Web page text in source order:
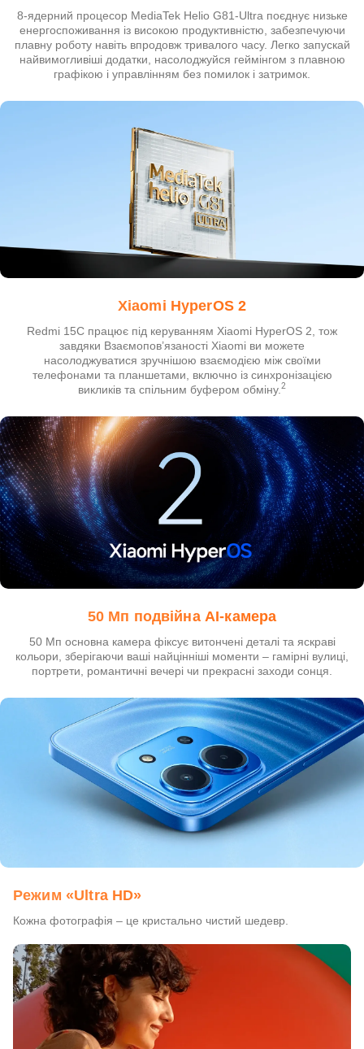
8-ядерний процесор MediaTek Helio G81-Ultra поєднує низьке
енергоспоживання із високою продуктивністю, забезпечуючи
плавну роботу навіть впродовж тривалого часу. Легко запускай
найвимогливіші додатки, насолоджуйся геймінгом з плавною
графікою і управлінням без помилок і затримок.
Xiaomi HyperOS 2
Redmi 15C працює під керуванням Xiaomi HyperOS 2, тож
завдяки Взаємопов’язаності Xiaomi ви можете
насолоджуватися зручнішою взаємодією між своїми
телефонами та планшетами, включно із синхронізацією
викликів та спільним буфером обміну. 2
50 Мп подвійна AI-камера
50 Мп основна камера фіксує витончені деталі та яскраві
кольори, зберігаючи ваші найцінніші моменти – гамірні вулиці,
портрети, романтичні вечері чи прекрасні заходи сонця.
Режим «Ultra HD»
Кожна фотографія – це кристально чистий шедевр.